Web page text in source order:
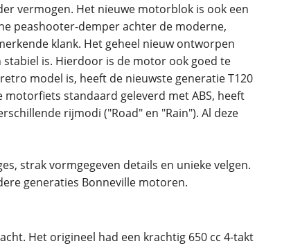
vermogen. Het nieuwe motorblok is ook een
peashooter-demper achter de moderne,
klank. Het geheel nieuw ontworpen
is. Hierdoor is de motor ook goed te
model is, heeft de nieuwste generatie T120
standaard geleverd met ABS, heeft
rijmodi ("Road" en "Rain"). Al deze
strak vormgegeven details en unieke velgen.
Het origineel had een krachtig 650 cc 4-takt